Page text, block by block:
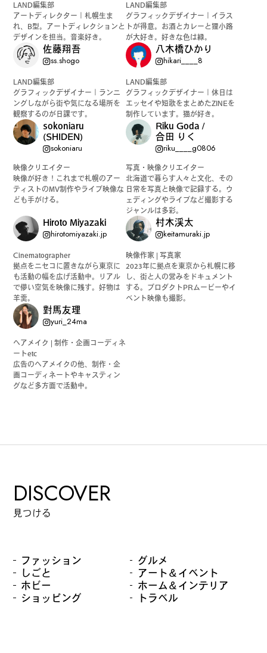
LAND編集部
アートディレクター｜札幌生ま
れ、B型。アートディレクションと
デザインを担当。音楽好き。
LAND編集部
グラフィックデザイナー｜イラス
トが得意。お酒とカレーと狸小路
が大好き。好きな色は緑。
佐藤翔吾
ss.shogo
LAND編集部
グラフィックデザイナー｜ランニ
ングしながら街や気になる場所を
観察するのが日課です。
八木橋ひかり
hikari____8
LAND編集部
グラフィックデザイナー｜休日は
エッセイや短歌をまとめたZINEを
制作しています。猫が好き。
sokoniaru
(SHIDEN)
sokoniaru
映像クリエイター
映像が好き！これまで札幌のアー
ティストのMV制作やライブ映像な
ども手がける。
Riku Goda /
合田 りく
riku____g0806
写真・映像クリエイター
北海道で暮らす人々と文化、その
日常を写真と映像で記録する。ウ
ェディングやライブなど撮影する
ジャンルは多彩。
Hiroto Miyazaki
hirotomiyazaki.jp
Cinematographer
拠点をニセコに置きながら東京に
も活動の幅を広げ活動中。リアル
で儚い空気を映像に残す。好物は
羊羹。
村木渓太
keitamuraki.jp
映像作家 | 写真家
2023年に拠点を東京から札幌に移
し、街と人の営みをドキュメント
する。プロダクトPRムービーやイ
ベント映像も撮影。
對馬友理
yuri_24ma
ヘアメイク | 制作・企画コーディネ
ートetc
広告のヘアメイクの他、制作・企
画コーディネートやキャスティン
グなど多方面で活動中。
DISCOVER
見つける
ファッション
グルメ
しごと
アート＆イベント
ホビー
ホーム＆インテリア
ショッピング
トラベル